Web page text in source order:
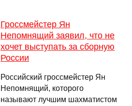
Гроссмейстер Ян
Непомнящий заявил, что не
хочет выступать за сборную
России
Российский гроссмейстер Ян
Непомнящий, которого
называют лучшим шахматистом